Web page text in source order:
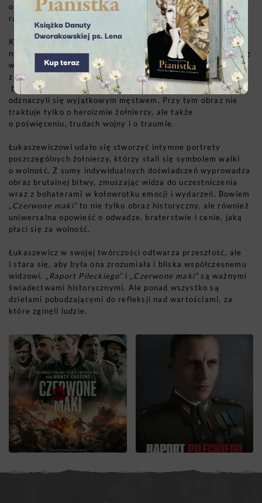
o bezkompromisowości i niezłomności, która wykracza poza
ramy tradycyjnego kina biograficznego.
Kolejny film, za który Krzysztof Łukaszewicz otrzymuje
nominację, to „Czerwone maki”
, którego premiera odbyła się
w kwietniu 2024 r. Produkcja ta nawiązuje do jednego
z najważniejszych wydarzeń w polskiej historii wojskowej –
bitwy pod Monte Cassino, w której polscy żołnierze
odznaczyli się wyjątkowym męstwem. Przy tym obraz nie
traktuje tylko o heroizmie żołnierzy, ale także
o poświęceniu, trudach wojny i o traumie.
Łukaszewiczowi udało się stworzyć intymne portrety
poszczególnych żołnierzy, którzy stali się symbolem walki
o wolność. Z sumy indywidualnych doświadczeń wyprowadza
obraz brutalnej bitwy, zmuszając widza do uczestniczenia
wraz z bohaterami w kołowrotku emocji i wydarzeń. Bowiem
„Czerwone maki” to nie tylko obraz historyczny, ale również
uniwersalna opowieść o odwadze, braterstwie i cenie, jaką
płaci się za wolność.
Łukaszewicz w swojej twórczości odtwarza przeszłość, ale
i stara się, aby była ona zrozumiała i bliska współczesnemu
widzowi. „Raport Pileckiego” i „Czerwone maki” są ważnymi
świadectwami historycznymi. Ale ponad wszystko są
dziełami pobudzającymi do refleksji nad wartościami, za
które zginęli ludzie.